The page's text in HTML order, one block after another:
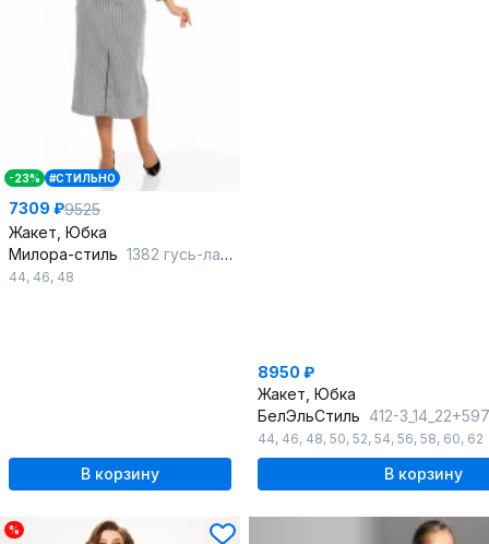
-23% #СТИЛЬНО
7309 ₽9525
Жакет, Юбка
Милора-стиль 1382 гусь-лапка
44, 46, 48
В корзину
8950 ₽
Жакет, Юбка
БелЭльСтиль 412-3_14_22+597-
44, 46, 48, 50, 52, 54, 56, 58, 60, 62
В корзину
%